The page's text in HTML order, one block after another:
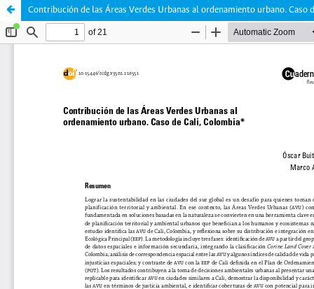
Contribución de las Áreas Verdes Urbanas al ordenamiento urbano. Caso